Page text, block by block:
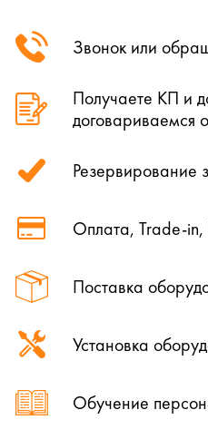
Звонок или
Поставка
Получаете КП и
договариваемся
Установка
Резервирование
Обучение
Оплата, Trade-in,